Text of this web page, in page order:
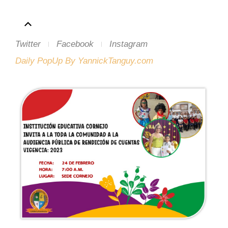
Twitter Facebook
Instagram
Daily PopUp By YannickTanguy.com